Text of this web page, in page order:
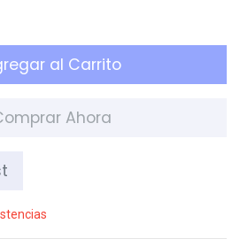
al Carrito
Ahora